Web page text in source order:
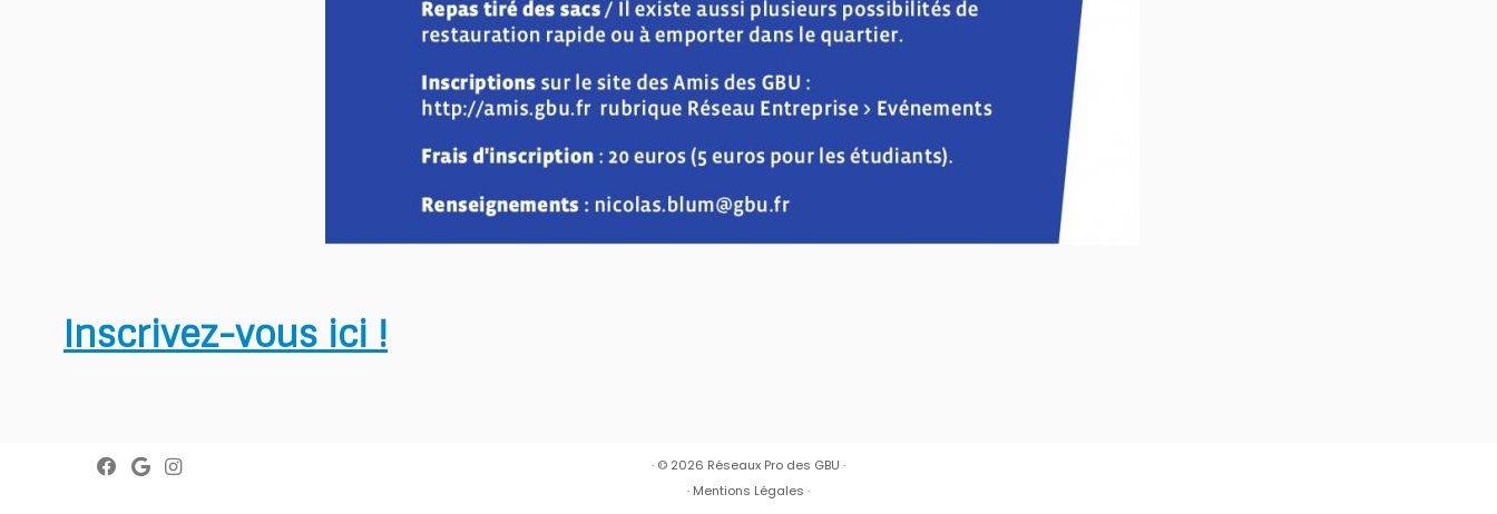
Inscrivez-vous ici !
· © 2026 Réseaux Pro des GBU ·
· Mentions Légales ·